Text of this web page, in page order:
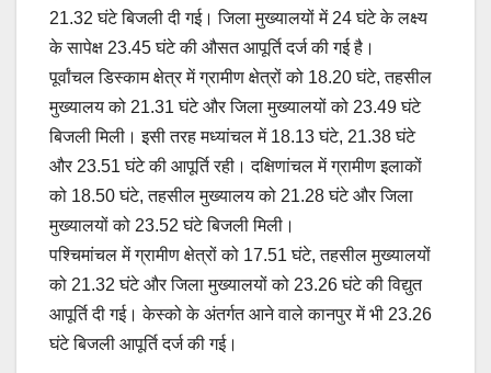
21.32 घंटे बिजली दी गई। जिला मुख्यालयों में 24 घंटे के लक्ष्य
के सापेक्ष 23.45 घंटे की औसत आपूर्ति दर्ज की गई है।
पूर्वांचल डिस्काम क्षेत्र में ग्रामीण क्षेत्रों को 18.20 घंटे, तहसील
मुख्यालय को 21.31 घंटे और जिला मुख्यालयों को 23.49 घंटे
बिजली मिली। इसी तरह मध्यांचल में 18.13 घंटे, 21.38 घंटे
और 23.51 घंटे की आपूर्ति रही। दक्षिणांचल में ग्रामीण इलाकों
को 18.50 घंटे, तहसील मुख्यालय को 21.28 घंटे और जिला
मुख्यालयों को 23.52 घंटे बिजली मिली।
पश्चिमांचल में ग्रामीण क्षेत्रों को 17.51 घंटे, तहसील मुख्यालयों
को 21.32 घंटे और जिला मुख्यालयों को 23.26 घंटे की विद्युत
आपूर्ति दी गई। केस्को के अंतर्गत आने वाले कानपुर में भी 23.26
घंटे बिजली आपूर्ति दर्ज की गई।